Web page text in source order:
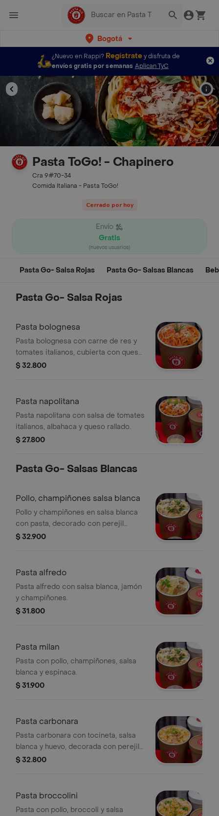
Bogotá
¿Nuevo en Rappi? Regístratey disfruta de
envíos gratis por semanas Aplican TyC
Pasta ToGo! - Chapinero
Cra 9#70-34
Comida Italiana - Pasta ToGo!
Cerrado por hoy
Envío
Gratis
(nuevos usuarios)
Pasta Go- Salsa Rojas Pasta Go- Salsas Blancas
Pasta Go- Salsa Rojas
Pasta bolognesa
Pasta bolognesa con carne de res y
tomates italianos, cubierta con queso
rallado.
$ 32.800
Pasta napolitana
Pasta napolitana con salsa de tomates
italianos, albahaca y queso rallado.
$ 27.800
Pasta Go- Salsas Blancas
Pollo, champiñones salsa blanca
Pollo y champiñones en salsa blanca
con pasta, decorado con perejil
fresco.
$ 32.900
Pasta alfredo
Pasta alfredo con salsa blanca, jamón
y champiñones.
$ 31.800
Pasta milan
Pasta con pollo, champiñones, salsa
blanca y espinaca.
$ 31.900
Pasta carbonara
Pasta carbonara con tocineta, salsa
blanca y huevo, decorada con perejil
fresco.
$ 32.800
Pasta broccolini
Pasta con pollo, broccoli y salsa